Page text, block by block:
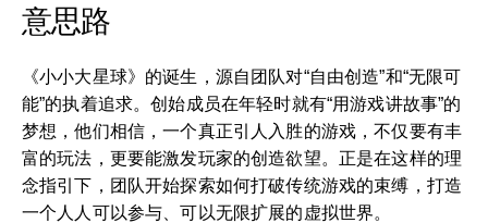
意思路
《小小大星球》的诞生，源自团队对“自由创造”和“无限可
能”的执着追求。创始成员在年轻时就有“用游戏讲故事”的
梦想，他们相信，一个真正引人入胜的游戏，不仅要有丰
富的玩法，更要能激发玩家的创造欲望。正是在这样的理
念指引下，团队开始探索如何打破传统游戏的束缚，打造
一个人人可以参与、可以无限扩展的虚拟世界。